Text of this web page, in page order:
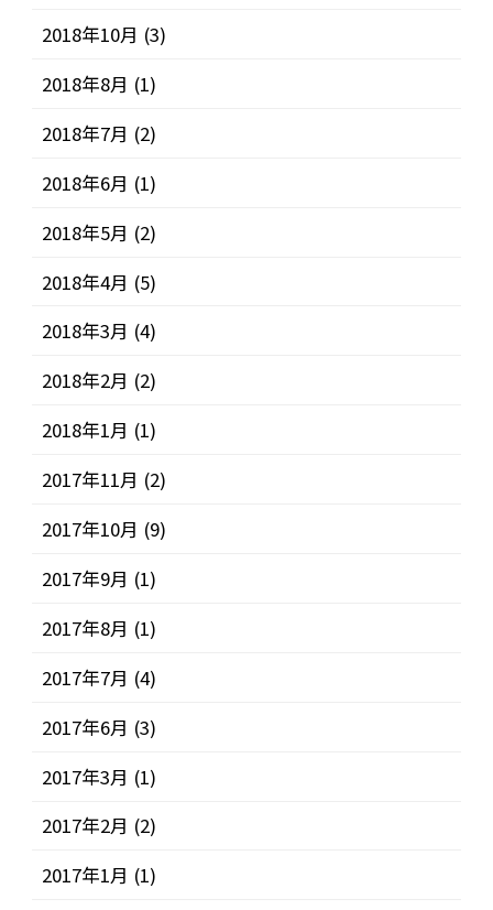
2018年10月 (3)
2018年8月 (1)
2018年7月 (2)
2018年6月 (1)
2018年5月 (2)
2018年4月 (5)
2018年3月 (4)
2018年2月 (2)
2018年1月 (1)
2017年11月 (2)
2017年10月 (9)
2017年9月 (1)
2017年8月 (1)
2017年7月 (4)
2017年6月 (3)
2017年3月 (1)
2017年2月 (2)
2017年1月 (1)